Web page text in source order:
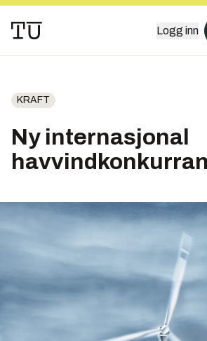
Logg inn
KRAFT
Ny internasjonal